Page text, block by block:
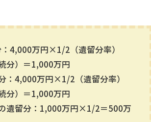
4,000万円×1/2（遺留分率）
分）＝1,000万円
：4,000万円×1/2（遺留分率）
分）＝1,000万円
遺留分：1,000万円×1/2＝500万